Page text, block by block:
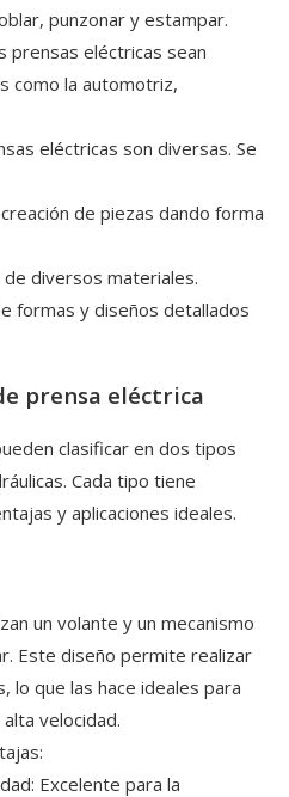
punzonar y estampar.
prensas eléctricas sean
como la automotriz,
eléctricas son diversas. Se
de piezas dando forma
diversos materiales.
formas y diseños detallados
prensa eléctrica
clasificar en dos tipos
Cada tipo tiene
y aplicaciones ideales.
un volante y un mecanismo
Este diseño permite realizar
lo que las hace ideales para
velocidad.
Excelente para la